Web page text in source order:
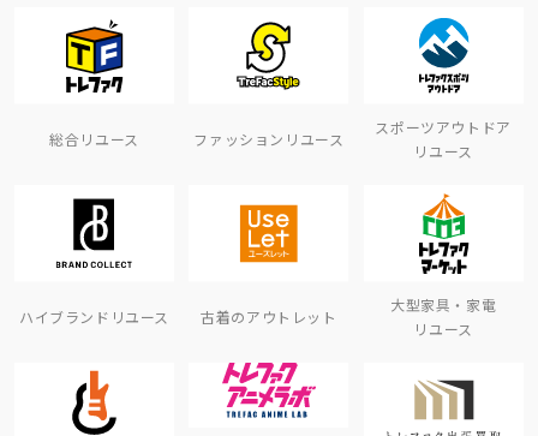
総合リユース ファッションリユース
スポーツアウトドア
リユース
ハイブランドリユース 古着のアウトレット
大型家具・家電
リユース